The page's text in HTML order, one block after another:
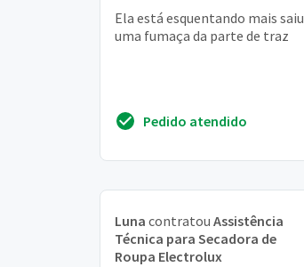
Ela está esquentando mais saiu
uma fumaça da parte de traz
Pedido atendido
Luna contratou Assistência
Técnica para Secadora de
Roupa Electrolux